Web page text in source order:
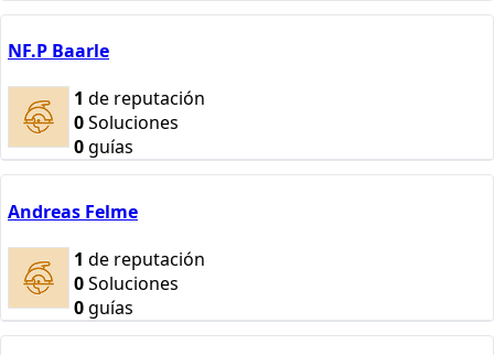
NF.P Baarle
1 de reputación
0Soluciones
0guías
Andreas Felme
1 de reputación
0Soluciones
0guías